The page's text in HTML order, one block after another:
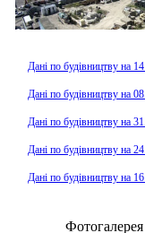
Дані по будівництву на
Дані по будівництву на
Дані по будівництву на
Дані по будівництву на
Дані по будівництву на
Фотогалерея